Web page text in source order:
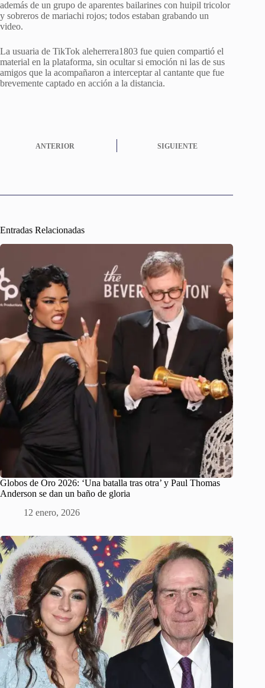
además de un grupo de aparentes bailarines con huipil tricolor
y sobreros de mariachi rojos; todos estaban grabando un
video.
La usuaria de TikTok aleherrera1803 fue quien compartió el
material en la plataforma, sin ocultar si emoción ni las de sus
amigos que la acompañaron a interceptar al cantante que fue
brevemente captado en acción a la distancia.
ANTERIOR SIGUIENTE
Entradas Relacionadas
Globos de Oro 2026: ‘Una batalla tras otra’ y Paul Thomas
Anderson se dan un baño de gloria
12 enero, 2026